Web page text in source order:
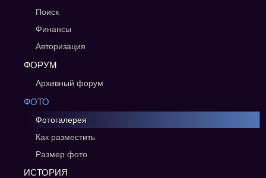
Поиск
Финансы
Авторизация
ФОРУМ
Архивный форум
ФОТО
Фотогалерея
Как разместить
Размер фото
ИСТОРИЯ